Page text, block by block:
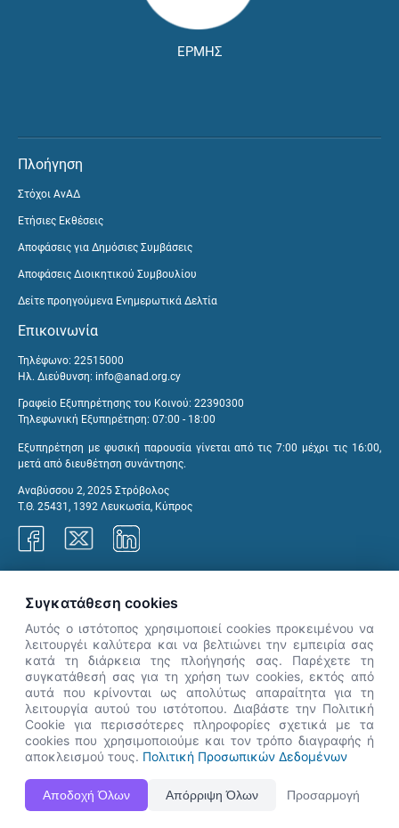
ΕΡΜΗΣ
Πλοήγηση
Στόχοι ΑνΑΔ
Ετήσιες Εκθέσεις
Αποφάσεις για Δημόσιες Συμβάσεις
Αποφάσεις Διοικητικού Συμβουλίου
Δείτε προηγούμενα Ενημερωτικά Δελτία
Επικοινωνία
Τηλέφωνο: 22515000
Ηλ. Διεύθυνση: info@anad.org.cy
Γραφείο Εξυπηρέτησης του Κοινού: 22390300
Τηλεφωνική Εξυπηρέτηση: 07:00 - 18:00
Εξυπηρέτηση με φυσική παρουσία γίνεται από τις 7:00 μέχρι τις 16:00,
μετά από διευθέτηση συνάντησης.
Αναβύσσου 2, 2025 Στρόβολος
Τ.Θ. 25431, 1392 Λευκωσία, Κύπρος
Η Ιστοσελίδα ΑνΑΔ είναι πλήρως συμβατή με τις νεότερες εκδόσεις, Google Chrome, Mozilla Firefox,
Apple Safari καθώς και Internet Explorer.
👋 Καλώς ήρθες! Είμαι η Νόησις.
Πες μου πώς μπορώ να σε βοηθήσω
σήμερα.
Συγκατάθεση cookies
Αυτός ο ιστότοπος χρησιμοποιεί cookies προκειμένου να
λειτουργέι καλύτερα και να βελτιώνει την εμπειρία σας
κατά τη διάρκεια της πλοήγησής σας. Παρέχετε τη
συγκατάθεσή σας για τη χρήση των cookies, εκτός από
αυτά που κρίνονται ως απολύτως απαραίτητα για τη
λειτουργία αυτού του ιστότοπου. Διαβάστε την Πολιτική
Cookie για περισσότερες πληροφορίες σχετικά με τα
cookies που χρησιμοποιούμε και τον τρόπο διαγραφής ή
αποκλεισμού τους. Πολιτική Προσωπικών Δεδομένων
Αποδοχή Όλων Απόρριψη Όλων Προσαρμογή